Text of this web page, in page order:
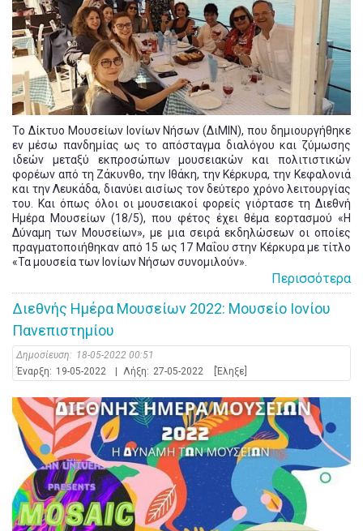
Το Δίκτυο Μουσείων Ιονίων Νήσων (ΔιΜΙΝ), που δημιουργήθηκε
εν μέσω πανδημίας ως το απόσταγμα διαλόγου και ζύμωσης
ιδεών μεταξύ εκπροσώπων μουσειακών και πολιτιστικών
φορέων από τη Ζάκυνθο, την Ιθάκη, την Κέρκυρα, την Κεφαλονιά
και την Λευκάδα, διανύει αισίως τον δεύτερο χρόνο λειτουργίας
του. Και όπως όλοι οι μουσειακοί φορείς γιόρτασε τη Διεθνή
Ημέρα Μουσείων (18/5), που φέτος έχει θέμα εορτασμού «Η
Δύναμη των Μουσείων», με μια σειρά εκδηλώσεων οι οποίες
πραγματοποιήθηκαν από 15 ως 17 Μαΐου στην Κέρκυρα με τίτλο
«Τα μουσεία των Ιονίων Νήσων συνομιλούν».
Περισσότερα
Διεθνής Ημέρα Μουσείων 2022: Μουσείο Ιονίου
Πανεπιστημίου
Δημοσίευση: 18-05-2022 00:51
Έναρξη: 19-05-2022 | Λήξη: 27-05-2022 [Έληξε]